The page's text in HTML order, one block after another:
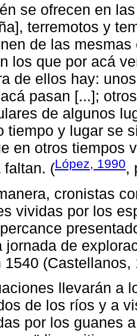
se ofrecen en
terremotos y
de las
los que por acá
de ellos hay:
pasan [...];
de algunos
tiempo y lugar se
en otros tiempos
faltan. (López, 1990,
cronistas
vividas por los
jornada de
1540 (Castellanos,
llevarán a
de los ríos y a
por los guanes